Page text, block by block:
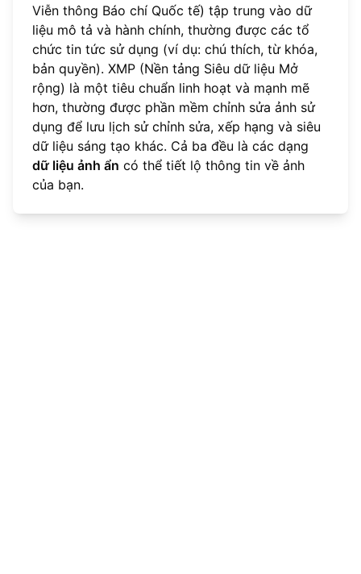
Viễn thông Báo chí Quốc tế) tập trung vào dữ
liệu mô tả và hành chính, thường được các tổ
chức tin tức sử dụng (ví dụ: chú thích, từ khóa,
bản quyền). XMP (Nền tảng Siêu dữ liệu Mở
rộng) là một tiêu chuẩn linh hoạt và mạnh mẽ
hơn, thường được phần mềm chỉnh sửa ảnh sử
dụng để lưu lịch sử chỉnh sửa, xếp hạng và siêu
dữ liệu sáng tạo khác. Cả ba đều là các dạng
dữ liệu ảnh ẩn có thể tiết lộ thông tin về ảnh
của bạn.